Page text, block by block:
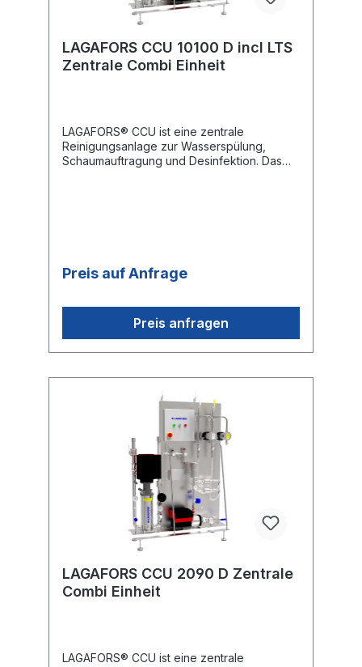
LAGAFORS CCU 10100 D incl LTS
Zentrale Combi Einheit
LAGAFORS® CCU ist eine zentrale
Reinigungsanlage zur Wasserspülung,
Schaumauftragung und Desinfektion. Das
von Chemikalien, z. B. in Molkereien,
Fertiggerichte produzierenden
Unternehmen, Grossküchen und anderen
die Hygiene gestellt werden. •
Start-/Stopp-Funktion sowohl für Wasser,
Chemikalie als auch Desinfektionsmittel. •
Alarm für hohe Temperatur, geringe
chemische Niveau und niedrigen
Wassereintrittsdruck. • Drei verschiedene
Druck Alternativen, 10, 20 oder 40 bar. •
Dosierung 1-6% Standard. Niedrige Dosis
0,005-0,5% auf Anfrage. • Alle
Pumpenmodelle haben eine
Frequenzregelung für optimale
Funktion.Datenblatt LAGAFORS CCU
Preis auf Anfrage
Preis anfragen
LAGAFORS CCU 2090 D Zentrale
Combi Einheit
LAGAFORS® CCU ist eine zentrale